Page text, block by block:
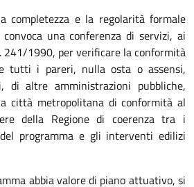
completezza e la regolarità formale
una conferenza di servizi, ai
241/1990, per verificare la conformità
tutti i pareri, nulla osta o assensi,
di altre amministrazioni pubbliche,
città metropolitana di conformità al
della Regione di coerenza tra i
programma e gli interventi edilizi
abbia valore di piano attuativo, si